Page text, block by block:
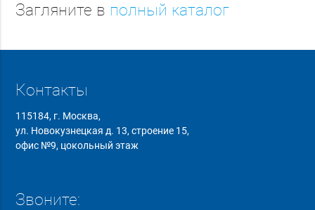
Загляните в полный каталог
Контакты
115184, г. Москва,
ул. Новокузнецкая д. 13, строение 15,
офис №9, цокольный этаж
Звоните: